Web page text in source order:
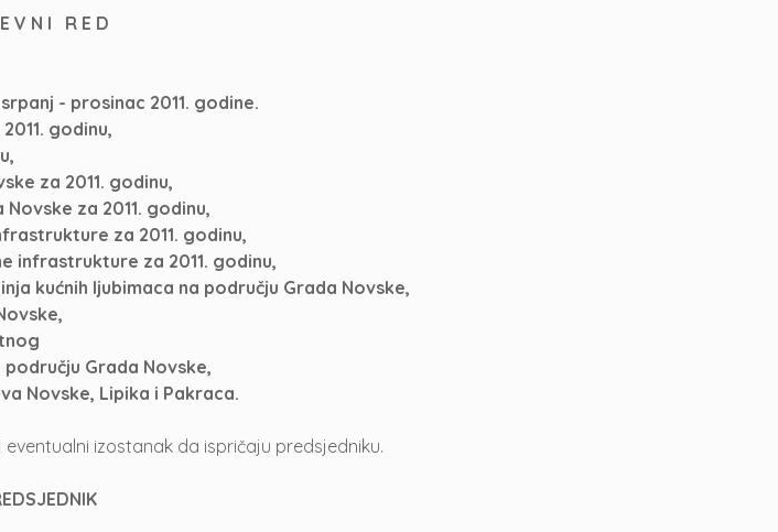
V N I R E D
- prosinac 2011. godine.
godinu,
za 2011. godinu,
za 2011. godinu,
za 2011. godinu,
infrastrukture za 2011. godinu,
kućnih ljubimaca na području Grada Novske,
Grada Novske,
Novske, Lipika i Pakraca.
izostanak da ispričaju predsjedniku.